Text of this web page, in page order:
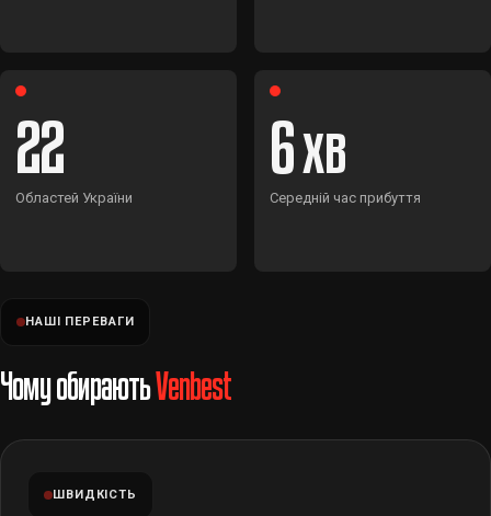
22
Областей України
6
Середній час прибуття
НАШІ ПЕРЕВАГИ
Чому обираютьVenbest
ШВИДКІСТЬ